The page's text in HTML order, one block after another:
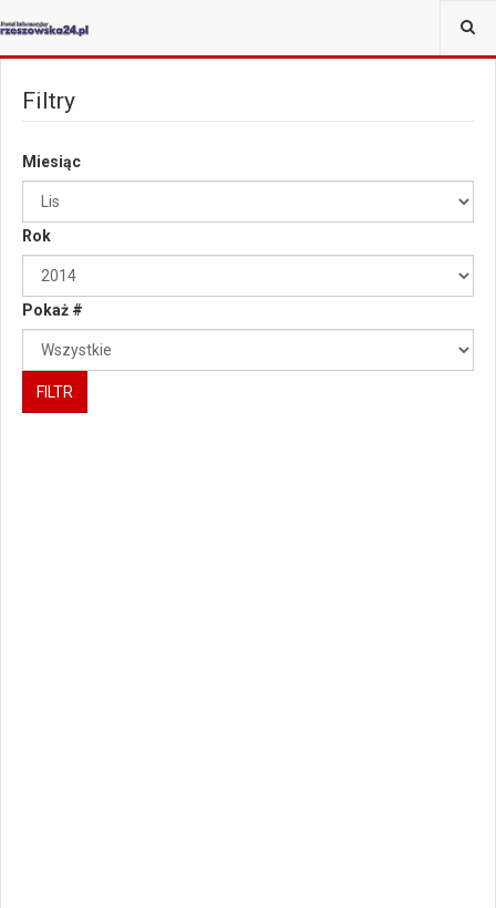
JESTEŚ TUTAJ:
Filtry
Miesiąc
Rok
Pokaż #
FILTR